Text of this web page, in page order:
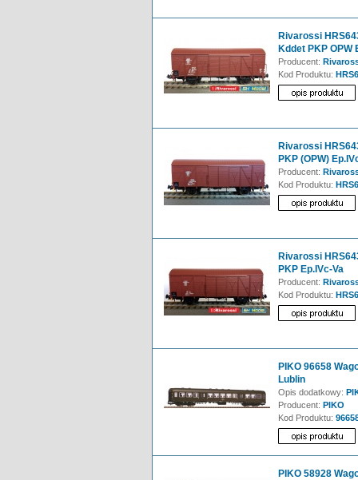
Rivarossi
Kddet PKP OPW
Producent:
Kod Produktu:
Rivarossi
PKP (OPW)
Producent:
Kod Produktu:
Rivarossi
PKP Ep.IVc-Va
Producent:
Kod Produktu:
PIKO 96658
Lublin
Opis dodatkowy:
Producent: PIKO
Kod Produktu:
PIKO 58928